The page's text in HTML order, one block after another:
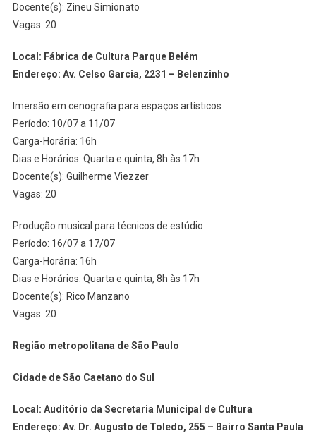
Docente(s): Zineu Simionato
Vagas: 20
Local: Fábrica de Cultura Parque Belém
Endereço: Av. Celso Garcia, 2231 – Belenzinho
Imersão em cenografia para espaços artísticos
Período: 10/07 a 11/07
Carga-Horária: 16h
Dias e Horários: Quarta e quinta, 8h às 17h
Docente(s): Guilherme Viezzer
Vagas: 20
Produção musical para técnicos de estúdio
Período: 16/07 a 17/07
Carga-Horária: 16h
Dias e Horários: Quarta e quinta, 8h às 17h
Docente(s): Rico Manzano
Vagas: 20
Região metropolitana de São Paulo
Cidade de São Caetano do Sul
Local: Auditório da Secretaria Municipal de Cultura
Endereço: Av. Dr. Augusto de Toledo, 255 – Bairro Santa Paula